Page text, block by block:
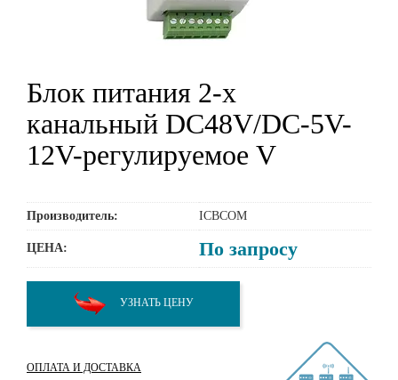
Блок питания 2-х
канальный DC48V/DC-5V-
12V-регулируемое V
Производитель: ICBCOM
ЦЕНА: По запросу
УЗНАТЬ ЦЕНУ
ОПЛАТА И ДОСТАВКА